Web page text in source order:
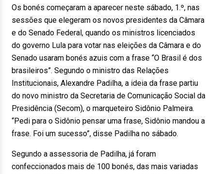
Os bonés começaram a aparecer neste sábado, 1.º, nas
sessões que elegeram os novos presidentes da Câmara
e do Senado Federal, quando os ministros licenciados
do governo Lula para votar nas eleições da Câmara e do
Senado usaram bonés azuis com a frase “O Brasil é dos
brasileiros”. Segundo o ministro das Relações
Institucionais, Alexandre Padilha, a ideia da frase partiu
do novo ministro da Secretaria de Comunicação Social da
Presidência (Secom), o marqueteiro Sidônio Palmeira.
“Pedi para o Sidônio pensar uma frase, Sidônio mandou a
frase. Foi um sucesso”, disse Padilha no sábado.
Segundo a assessoria de Padilha, já foram
confeccionados mais de 100 bonés, das mais variadas